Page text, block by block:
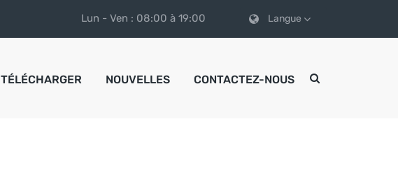
Lun - Ven : 08:00 à 19:00 Langue
TÉLÉCHARGER NOUVELLES CONTACTEZ-NOUS